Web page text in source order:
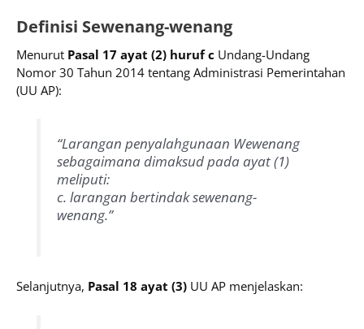
Definisi Sewenang-wenang
Menurut Pasal 17 ayat (2) huruf c Undang-Undang
Nomor 30 Tahun 2014 tentang Administrasi Pemerintahan
(UU AP):
“Larangan penyalahgunaan Wewenang
sebagaimana dimaksud pada ayat (1)
meliputi:
c. larangan bertindak sewenang-
wenang.”
Selanjutnya, Pasal 18 ayat (3) UU AP menjelaskan: